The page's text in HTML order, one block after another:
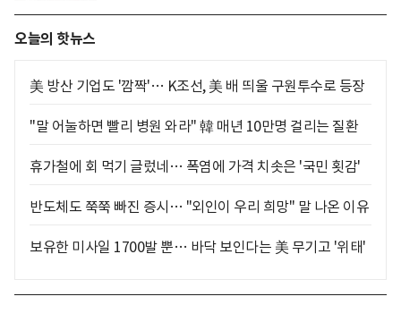
오늘의 핫뉴스
美 방산 기업도 '깜짝'… K조선, 美 배 띄울 구원투수로 등장
"말 어눌하면 빨리 병원 와라" 韓 매년 10만명 걸리는 질환
휴가철에 회 먹기 글렀네… 폭염에 가격 치솟은 '국민 횟감'
반도체도 쭉쭉 빠진 증시… "외인이 우리 희망" 말 나온 이유
보유한 미사일 1700발 뿐… 바닥 보인다는 美 무기고 '위태'